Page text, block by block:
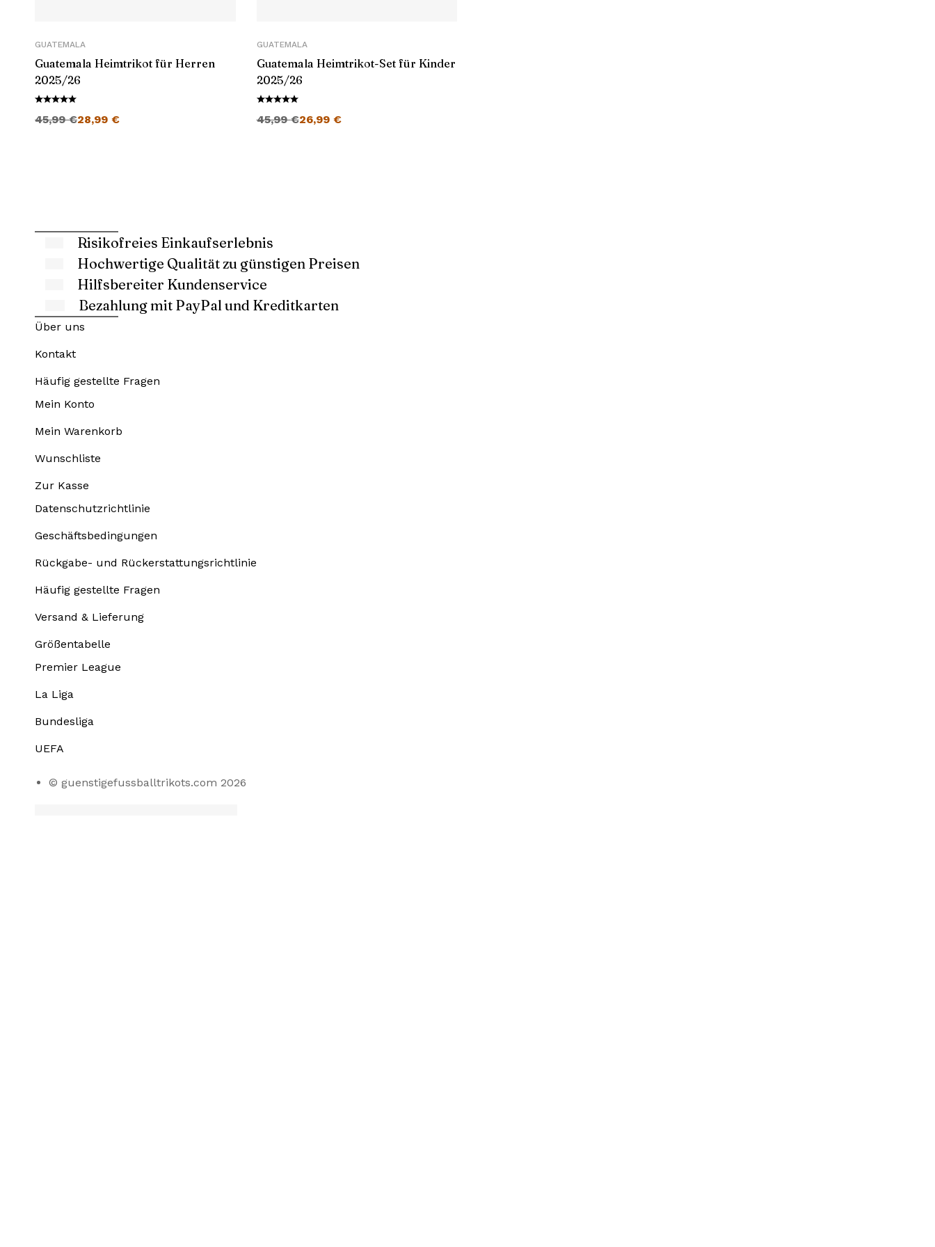
GUATEMALA
Guatemala Heimtrikot für Herren
2025/26
45,99€28,99 €
GUATEMALA
Guatemala Heimtrikot-Set für Kinder
2025/26
45,99€26,99 €
Risikofreies Einkaufserlebnis
Hochwertige Qualität zu günstigen Preisen
Hilfsbereiter Kundenservice
Bezahlung mit PayPal und Kreditkarten
Über uns
Kontakt
Häufig gestellte Fragen
Mein Konto
Mein Warenkorb
Wunschliste
Zur Kasse
Datenschutzrichtlinie
Geschäftsbedingungen
Rückgabe- und Rückerstattungsrichtlinie
Häufig gestellte Fragen
Versand & Lieferung
Größentabelle
Premier League
La Liga
Bundesliga
UEFA
© guenstigefussballtrikots.com 2026